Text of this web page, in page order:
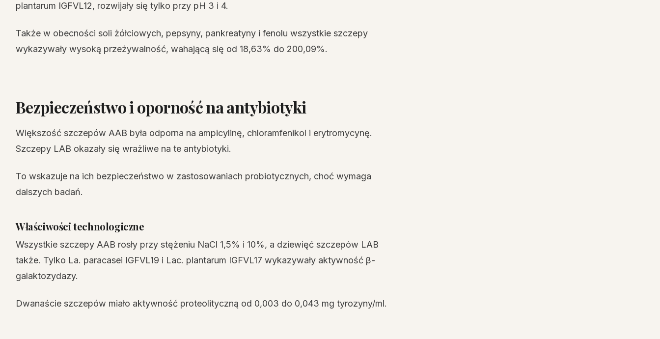
plantarum IGFVL12, rozwijały się tylko przy pH 3 i 4.
Także w obecności soli żółciowych, pepsyny, pankreatyny i fenolu wszystkie szczepy
wykazywały wysoką przeżywalność, wahającą się od 18,63% do 200,09%.
Bezpieczeństwo i oporność na antybiotyki
Większość szczepów AAB była odporna na ampicylinę, chloramfenikol i erytromycynę.
Szczepy LAB okazały się wrażliwe na te antybiotyki.
To wskazuje na ich bezpieczeństwo w zastosowaniach probiotycznych, choć wymaga
dalszych badań.
Właściwości technologiczne
Wszystkie szczepy AAB rosły przy stężeniu NaCl 1,5% i 10%, a dziewięć szczepów LAB
także. Tylko La. paracasei IGFVL19 i Lac. plantarum IGFVL17 wykazywały aktywność β-
galaktozydazy.
Dwanaście szczepów miało aktywność proteolityczną od 0,003 do 0,043 mg tyrozyny/ml.